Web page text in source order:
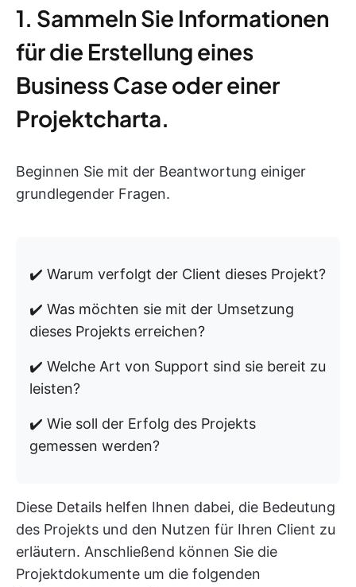
1. Sammeln Sie Informationen
für die Erstellung eines
Business Case oder einer
Projektcharta.
Beginnen Sie mit der Beantwortung einiger
grundlegender Fragen.
✔️ Warum verfolgt der Client dieses Projekt?
✔️ Was möchten sie mit der Umsetzung
dieses Projekts erreichen?
✔️ Welche Art von Support sind sie bereit zu
leisten?
✔️ Wie soll der Erfolg des Projekts
gemessen werden?
Diese Details helfen Ihnen dabei, die Bedeutung
des Projekts und den Nutzen für Ihren Client zu
erläutern. Anschließend können Sie die
Projektdokumente um die folgenden